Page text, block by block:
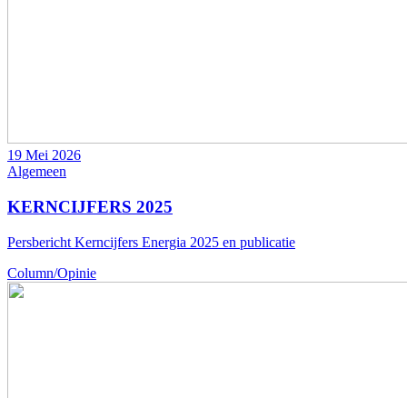
19 Mei 2026
Algemeen
KERNCIJFERS 2025
Persbericht Kerncijfers Energia 2025 en publicatie
Column/Opinie